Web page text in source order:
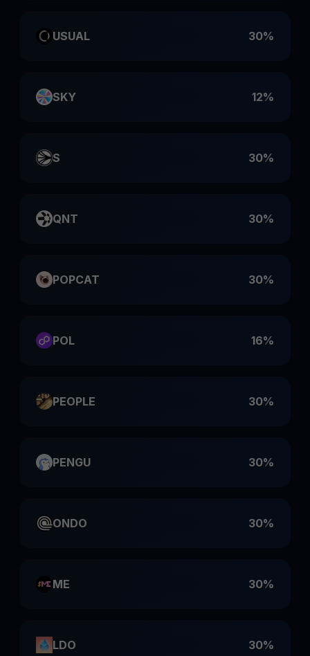
USUAL 30%
SKY 12%
S 30%
QNT 30%
POPCAT 30%
POL 16%
PEOPLE 30%
PENGU 30%
ONDO 30%
ME 30%
LDO 30%